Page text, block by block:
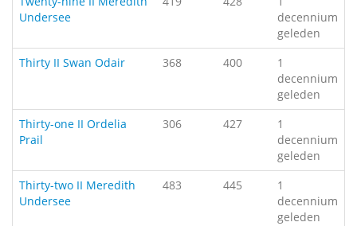
Undersee
decennium
geleden
Thirty II Swan Odair
368 400
1
decennium
geleden
Thirty-one II Ordelia
Prail
306 427
1
decennium
geleden
Thirty-two II Meredith
Undersee
483 445
1
decennium
geleden